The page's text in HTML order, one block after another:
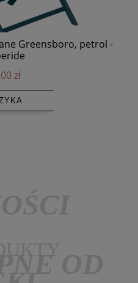
Greensboro, petrol -
zł